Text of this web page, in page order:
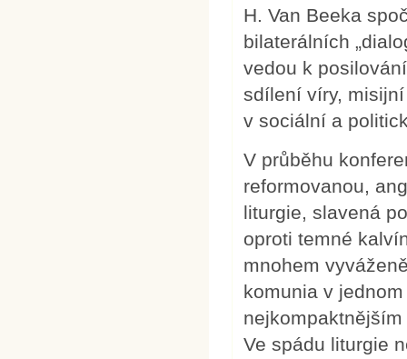
H. Van Beeka
bilaterálních
vedou k
sdílení víry,
v sociální a
V průběhu
reformovanou,
liturgie, slavená
oproti temné
mnohem
komunia v
Ve spádu liturgie